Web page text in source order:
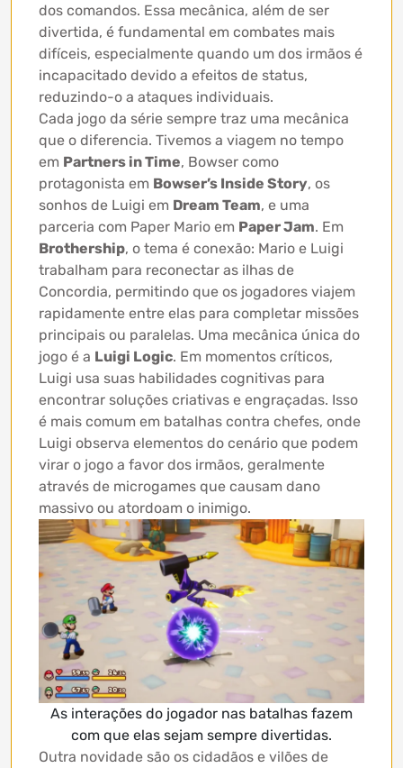
dos comandos. Essa mecânica, além de ser
divertida, é fundamental em combates mais
difíceis, especialmente quando um dos irmãos é
incapacitado devido a efeitos de status,
reduzindo-o a ataques individuais.
Cada jogo da série sempre traz uma mecânica
que o diferencia. Tivemos a viagem no tempo
em Partners in Time, Bowser como
protagonista em Bowser’s Inside Story, os
sonhos de Luigi em Dream Team, e uma
parceria com Paper Mario em Paper Jam. Em
Brothership, o tema é conexão: Mario e Luigi
trabalham para reconectar as ilhas de
Concordia, permitindo que os jogadores viajem
rapidamente entre elas para completar missões
principais ou paralelas. Uma mecânica única do
jogo é a Luigi Logic. Em momentos críticos,
Luigi usa suas habilidades cognitivas para
encontrar soluções criativas e engraçadas. Isso
é mais comum em batalhas contra chefes, onde
Luigi observa elementos do cenário que podem
virar o jogo a favor dos irmãos, geralmente
através de microgames que causam dano
massivo ou atordoam o inimigo.
As interações do jogador nas batalhas fazem
com que elas sejam sempre divertidas.
Outra novidade são os cidadãos e vilões de